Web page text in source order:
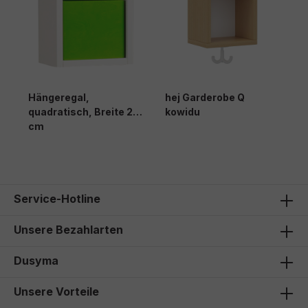
Hängeregal,
quadratisch, Breite 20
cm
hej Garderobe Q
kowidu
Service-Hotline
Unsere Bezahlarten
Dusyma
Unsere Vorteile